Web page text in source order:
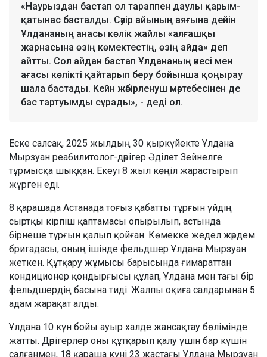
«Наурыздан бастап ол тараппен даулы қарым-
қатынас басталды. Сәуір айының аяғына дейін
Ұлдананың анасы көлік жайлы «алғашқы
жарнасына өзің көмектестің, өзің айда» деп
айтты. Сол айдан бастап Ұлдананың әкесі мен
ағасы көлікті қайтарып беру бойынша қоңырау
шала бастады. Кейн жәбірленуш мәртебесінен де
бас тартуымды сұрады», - деді ол.
Еске салсақ, 2025 жылдың 30 қыркүйекте Ұлдана
Мырзуан реабилитолог-дәрігер Әділет Зейнелге
тұрмысқа шыққан. Екеуі 8 жыл көңіл жарастырып
жүрген еді.
8 қарашада Астанада тоғыз қабатты тұрғын үйдің
сыртқы кірпіш қаптамасы опырылып, астында
бірнеше тұрғын қалып қойған. Көмекке жедел жәрдем
бригадасы, оның ішінде фельдшер Ұлдана Мырзуан
жеткен. Құтқару жұмысы барысында ғимараттан
кондиционер қондырғысы құлап, Ұлдана мен тағы бір
фельдшердің басына тиді. Жалпы оқиға салдарынан 5
адам жарақат алды.
Ұлдана 10 күн бойы ауыр халде жансақтау бөлімінде
жатты. Дәрігерлер оны құтқарып қалу үшін бар күшін
салғанмен, 18 қараша күні 23 жастағы Ұлдана Мырзуан